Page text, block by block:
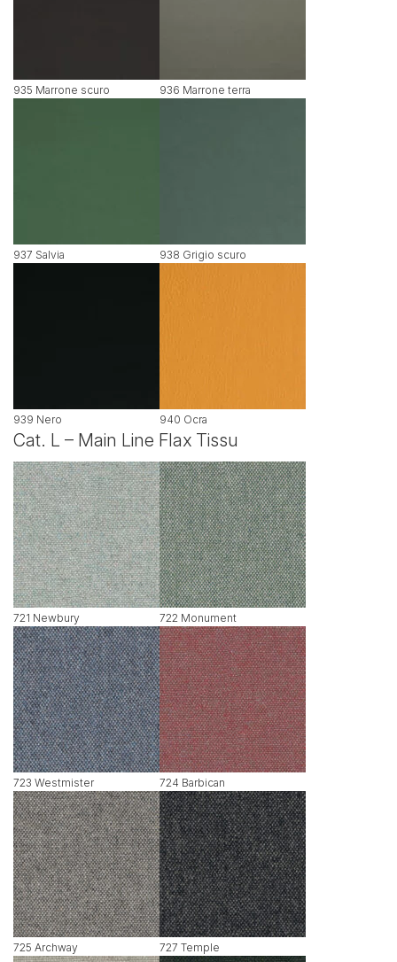
935 Marrone scuro 936 Marrone terra
937 Salvia 938 Grigio scuro
939 Nero 940 Ocra
Cat. L – Main Line Flax Tissu
721 Newbury 722 Monument
723 Westmister 724 Barbican
725 Archway 727 Temple